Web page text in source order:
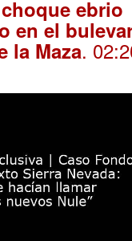
ebrio
en el
la Maza.